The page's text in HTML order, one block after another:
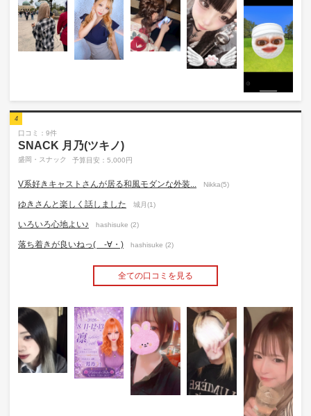
4
口コミ：9件
SNACK 月乃(ツキノ)
盛岡・スナック 予算目安：5,000円
V系好きキャストさんが居る和風モダンな外装... Nikka(5)
ゆきさんと楽しく話しました 城月(1)
いろいろ心地よい♪ hashisuke (2)
落ち着きが良いねっ( -∀・) hashisuke (2)
全ての口コミを見る